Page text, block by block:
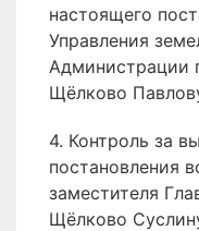
настоящего
Управления
Администрации
Щёлково
4. Контроль за
постановления
заместителя
Щёлково